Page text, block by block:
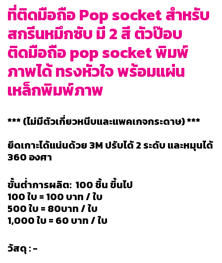
ที่ติดมือถือ Pop socket สำหรับ
สกรีนหมึกซับ มี 2 สี ตัวป๊อบ
ติดมือถือ pop socket พิมพ์
ภาพได้ ทรงหัวใจ พร้อมแผ่น
เหล็กพิมพ์ภาพ
*** (ไม่มีตัวเกี่ยวหนีบและแพคเกจกระดาษ) ***
ยึดเกาะได้แน่นด้วย 3M ปรับได้ 2 ระดับ และหมุนได้
360 องศา
ขั้นต่ำการผลิต: 100 ชิ้น ขึ้นไป
100 ใบ = 100 บาท / ใบ
500 ใบ = 80บาท / ใบ
1,000 ใบ = 60 บาท / ใบ
วัสดุ : -